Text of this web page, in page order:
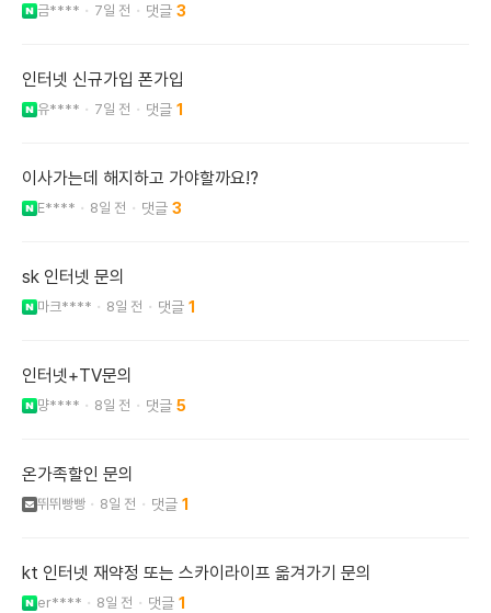
금**** 7일 전 3
인터넷 신규가입 폰가입
유**** 7일 전 1
이사가는데 해지하고 가야할까요!?
E**** 8일 전 3
sk 인터넷 문의
마크**** 8일 전 1
인터넷+TV문의
먕**** 8일 전 5
온가족할인 문의
뛰뛰빵빵 8일 전 1
kt 인터넷 재약정 또는 스카이라이프 옮겨가기 문의
er**** 8일 전 1